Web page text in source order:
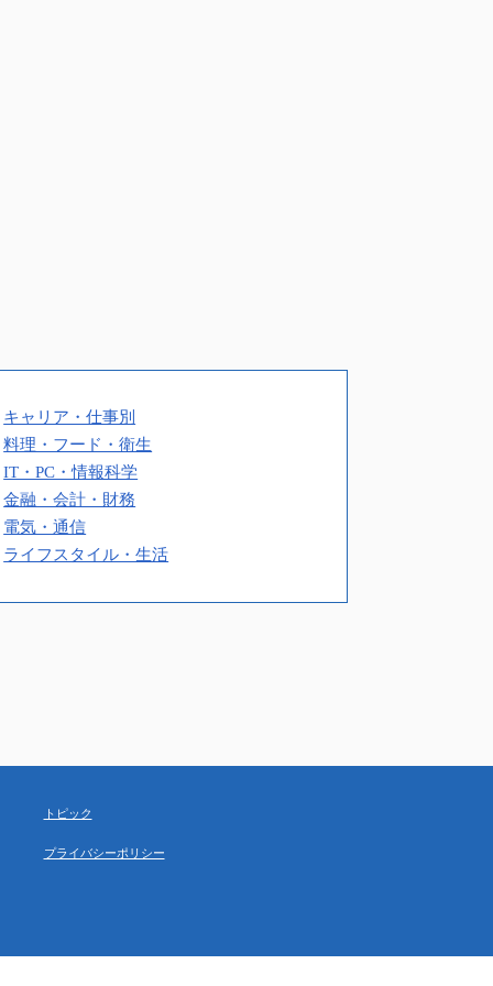
キャリア・仕事別
料理・フード・衛生
IT・PC・情報科学
金融・会計・財務
電気・通信
ライフスタイル・生活
トピック
プライバシーポリシー